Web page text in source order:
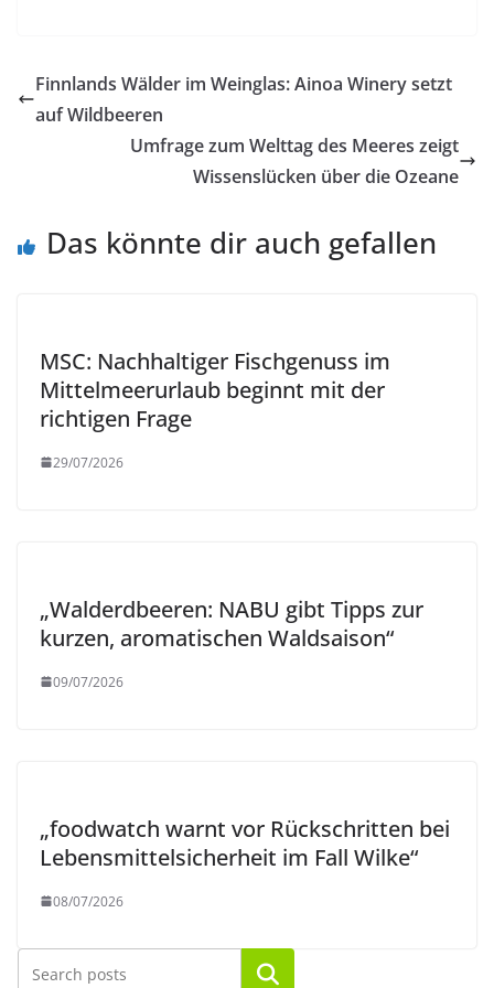
Finnlands Wälder im Weinglas: Ainoa Winery setzt
auf Wildbeeren
Umfrage zum Welttag des Meeres zeigt
Wissenslücken über die Ozeane
Das könnte dir auch gefallen
MSC: Nachhaltiger Fischgenuss im
Mittelmeerurlaub beginnt mit der
richtigen Frage
29/07/2026
„Walderdbeeren: NABU gibt Tipps zur
kurzen, aromatischen Waldsaison“
09/07/2026
„foodwatch warnt vor Rückschritten bei
Lebensmittelsicherheit im Fall Wilke“
08/07/2026
Suchen